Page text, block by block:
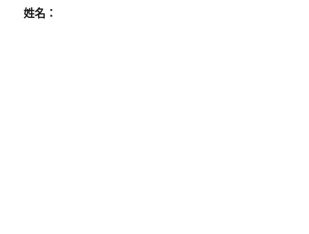
姓名：